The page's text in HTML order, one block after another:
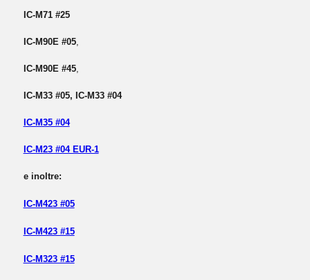
IC-M71 #25
IC-M90E #05,
IC-M90E #45,
IC-M33 #05, IC-M33 #04
IC-M35 #04
IC-M23 #04 EUR-1
e inoltre:
IC-M423 #05
IC-M423 #15
IC-M323 #15